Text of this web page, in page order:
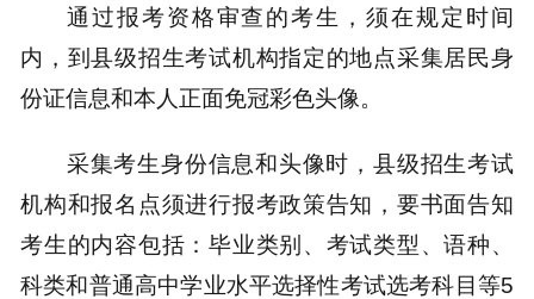
通过报考资格审查的考生，须在规定时间
内，到县级招生考试机构指定的地点采集居民身
份证信息和本人正面免冠彩色头像。
采集考生身份信息和头像时，县级招生考试
机构和报名点须进行报考政策告知，要书面告知
考生的内容包括：毕业类别、考试类型、语种、
科类和普通高中学业水平选择性考试选考科目等5